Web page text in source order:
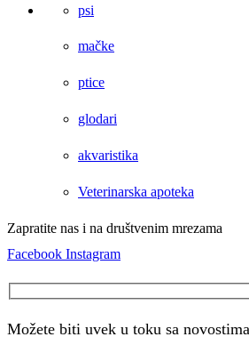
psi
mačke
ptice
glodari
akvaristika
Veterinarska apoteka
Zapratite nas i na društvenim mrezama
Facebook Instagram
Možete biti uvek u toku sa